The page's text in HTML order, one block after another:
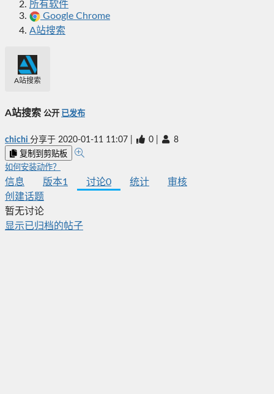
所有软件
Google Chrome
A站搜索
A站搜索
A站搜索 公开 已发布
chichi 分享于 2020-01-11 11:07 0 8
复制到剪贴板
如何安装动作？
信息 版本1 讨论0 统计
审核
创建话题
暂无讨论
显示已归档的帖子